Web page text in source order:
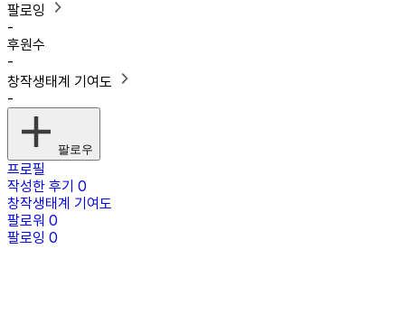
팔로잉
-
후원수
-
창작생태계 기여도
-
팔로우
프로필
작성한 후기 0
창작생태계 기여도
팔로워 0
팔로잉 0